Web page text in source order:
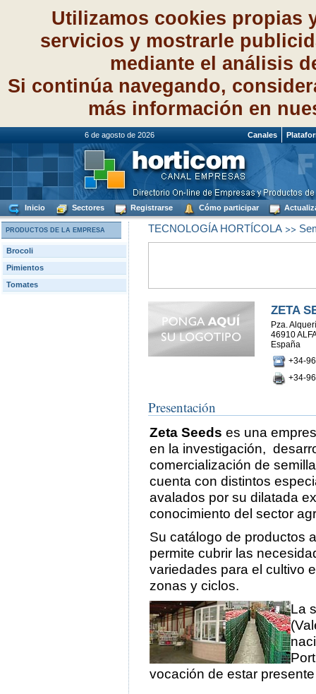
Utilizamos cookies propias
servicios y mostrarle
mediante el análisis
Si continúa navegando,
más información en
6 de agosto de 2026 Canales
Inicio Sectores Registrarse Cómo participar
PRODUCTOS DE LA EMPRESA
Brocoli
Pimientos
Tomates
TECNOLOGÍA HORTÍCOLA>>
ZETA
Pza.
46910
España
+34-
+34-
Presentación
Zeta Seeds es una
en la investigación,
comercialización de
cuenta con distintos
avalados por su dilatada
conocimiento del sector
Su catálogo de productos
permite cubrir las
variedades para el cultivo
zonas y ciclos.
La
vocación de estar